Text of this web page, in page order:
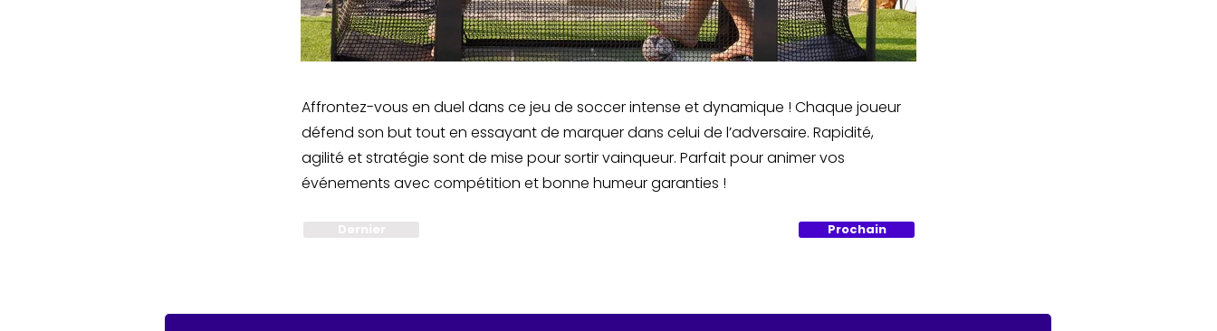
Affrontez-vous en duel dans ce jeu de soccer intense et dynamique ! Chaque joueur
défend son but tout en essayant de marquer dans celui de l’adversaire. Rapidité,
agilité et stratégie sont de mise pour sortir vainqueur. Parfait pour animer vos
événements avec compétition et bonne humeur garanties !
Dernier Prochain